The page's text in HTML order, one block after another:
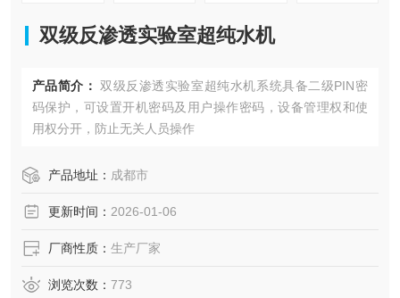
双级反渗透实验室超纯水机
产品简介：
双级反渗透实验室超纯水机系统具备二级PIN密
码保护，可设置开机密码及用户操作密码，设备管理权和使
用权分开，防止无关人员操作
产品地址： 成都市
更新时间： 2026-01-06
厂商性质： 生产厂家
浏览次数： 773